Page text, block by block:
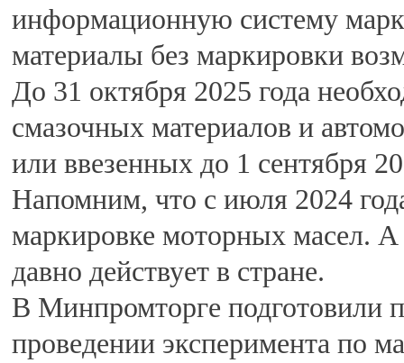
информационную систему
материалы без маркировки
До 31 октября 2025 года
смазочных материалов и
или ввезенных до 1 сентября
Напомним, что с июля 2024
маркировке моторных масел.
давно действует в стране.
В Минпромторге подготовили
проведении эксперимента по